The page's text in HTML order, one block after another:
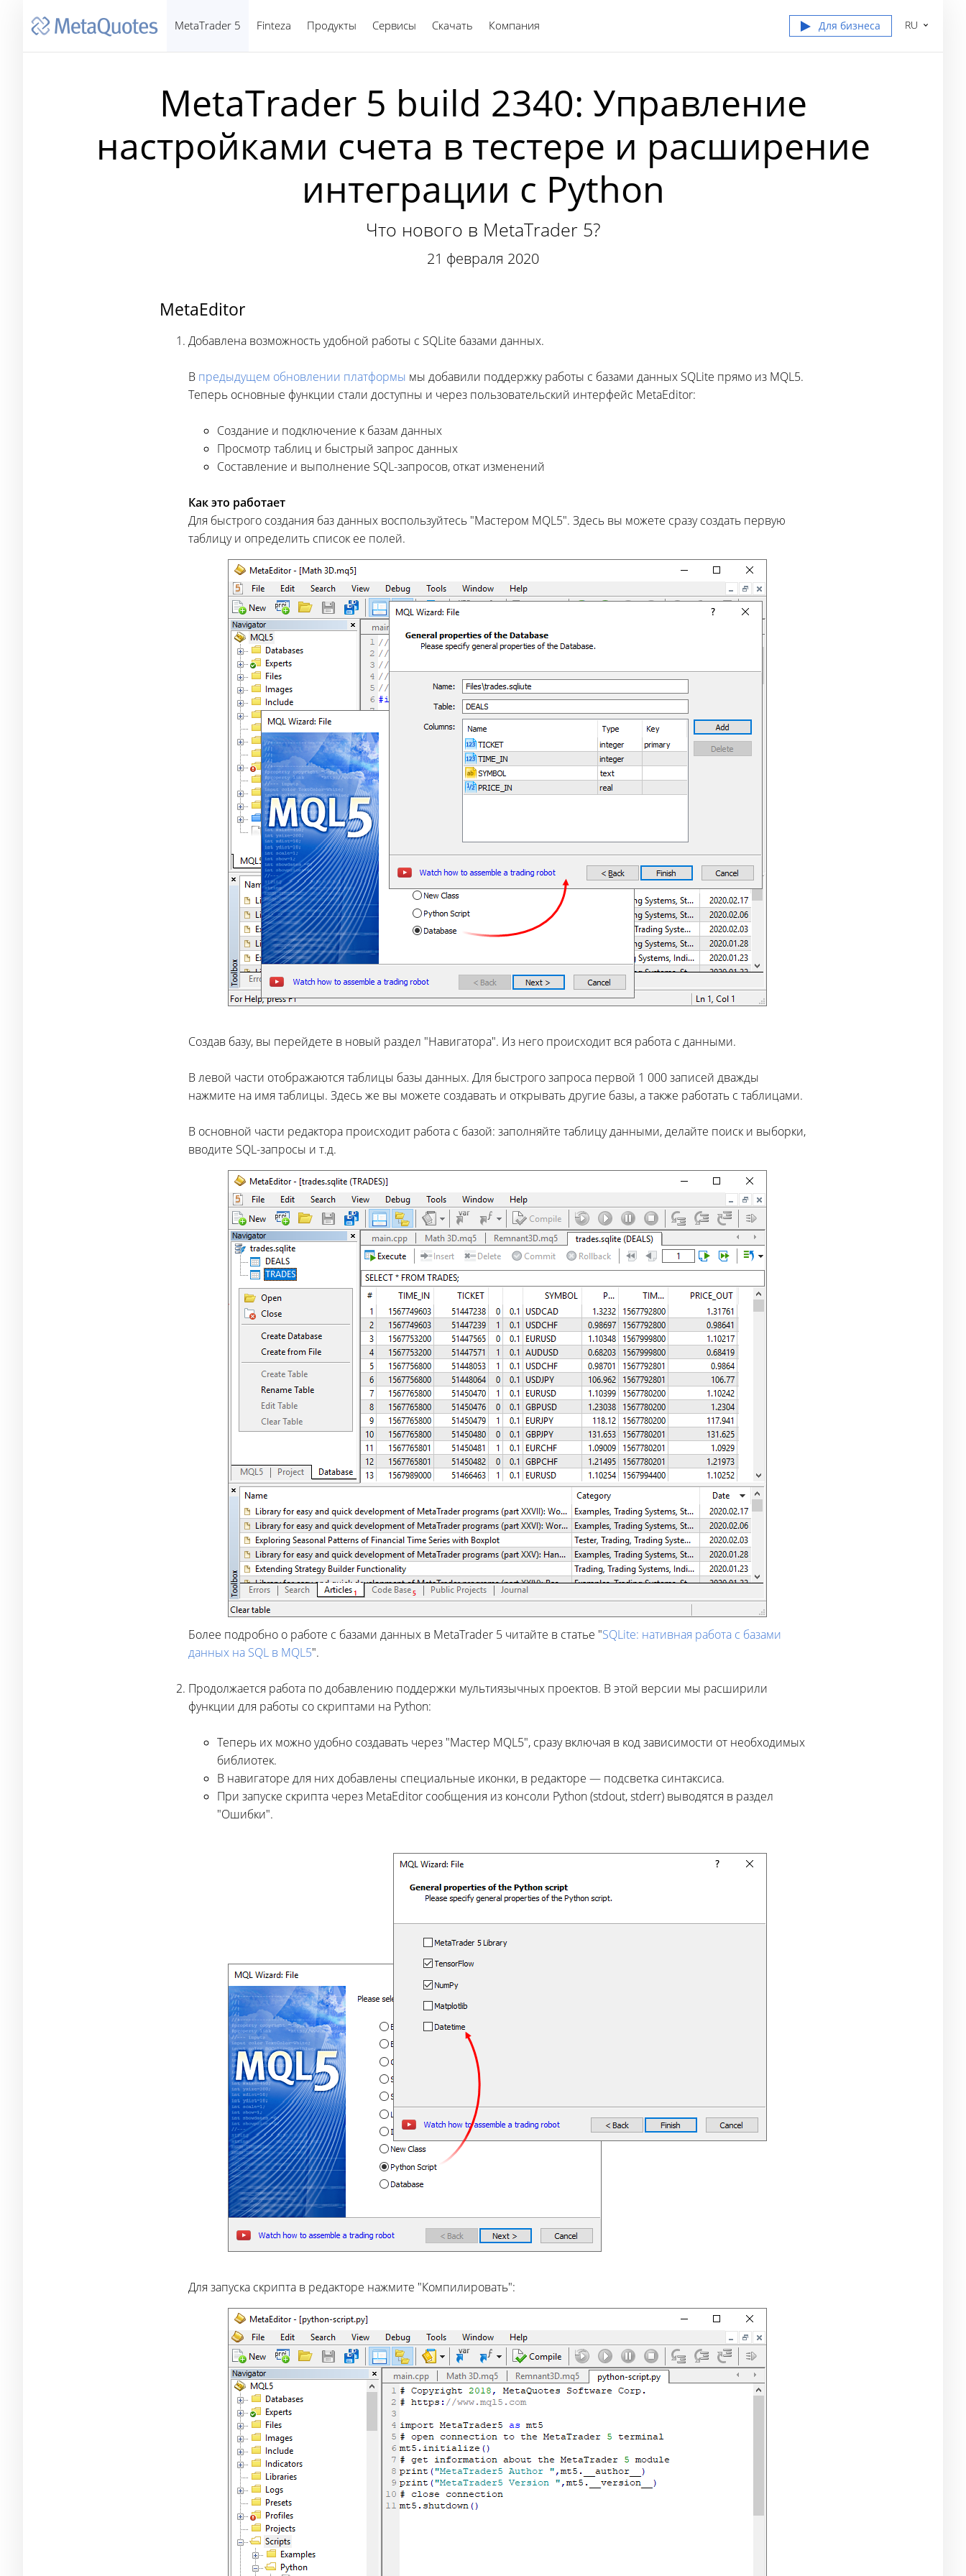
MetaTrader 5 Finteza Продукты Сервисы Скачать Компания Для бизнеса RU
MetaTrader 5 build 2340: Управление
настройками счета в тестере и расширение
интеграции с Python
Что нового в MetaTrader 5?
21 февраля 2020
MetaEditor
Добавлена возможность удобной работы с SQLite базами данных.
В предыдущем обновлении платформы мы добавили поддержку работы с базами данных SQLite прямо из MQL5.
Теперь основные функции стали доступны и через пользовательский интерфейс MetaEditor:
Создание и подключение к базам данных
Просмотр таблиц и быстрый запрос данных
Составление и выполнение SQL-запросов, откат изменений
Как это работает
Для быстрого создания баз данных воспользуйтесь "Мастером MQL5". Здесь вы можете сразу создать первую
таблицу и определить список ее полей.
Создав базу, вы перейдете в новый раздел "Навигатора". Из него происходит вся работа с данными.
В левой части отображаются таблицы базы данных. Для быстрого запроса первой 1 000 записей дважды
нажмите на имя таблицы. Здесь же вы можете создавать и открывать другие базы, а также работать с таблицами.
В основной части редактора происходит работа с базой: заполняйте таблицу данными, делайте поиск и выборки,
вводите SQL-запросы и т.д.
Более подробно о работе с базами данных в MetaTrader 5 читайте в статье "SQLite: нативная работа с базами
данных на SQL в MQL5".
Продолжается работа по добавлению поддержки мультиязычных проектов. В этой версии мы расширили
функции для работы со скриптами на Python:
Теперь их можно удобно создавать через "Мастер MQL5", сразу включая в код зависимости от необходимых
библиотек.
В навигаторе для них добавлены специальные иконки, в редакторе — подсветка синтаксиса.
При запуске скрипта через MetaEditor сообщения из консоли Python (stdout, stderr) выводятся в раздел
"Ошибки".
Для запуска скрипта в редакторе нажмите "Компилировать":